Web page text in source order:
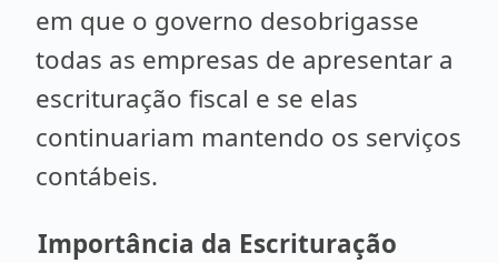
em que o governo desobrigasse
todas as empresas de apresentar a
escrituração fiscal e se elas
continuariam mantendo os serviços
contábeis.
Importância da Escrituração